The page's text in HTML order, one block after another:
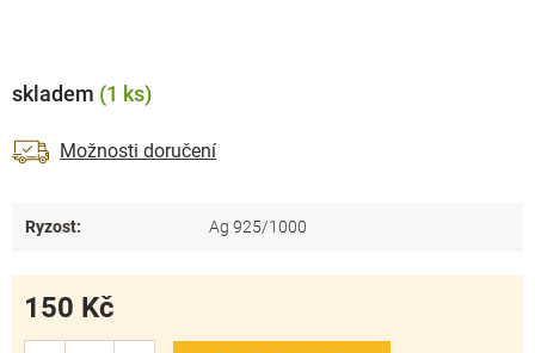
skladem (1 ks)
Možnosti doručení
150 Kč
Ryzost: Ag 925/1000